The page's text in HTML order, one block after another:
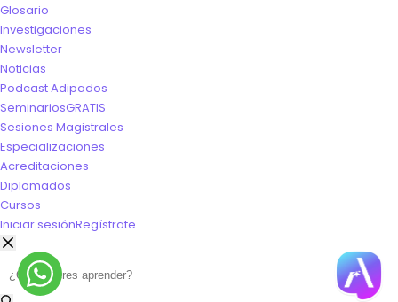
Glosario
Investigaciones
Newsletter
Noticias
Podcast Adipados
SeminariosGRATIS
Sesiones Magistrales
Especializaciones
Acreditaciones
Diplomados
Cursos
Iniciar sesiónRegístrate
Buscar